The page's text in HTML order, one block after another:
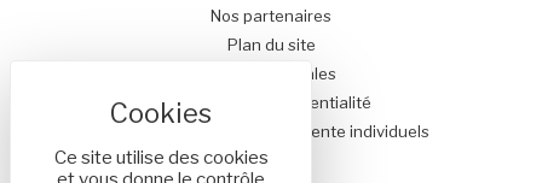
Nos partenaires
Plan du site
Mentions légales
Politique de confidentialité
Conditions générales de vente individuels
Ce site utilise des cookies